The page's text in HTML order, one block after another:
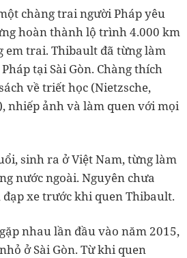
chàng trai người Pháp yêu
hoàn thành lộ trình 4.000 km
em trai. Thibault đã từng làm
tại Sài Gòn. Chàng thích
về triết học (Nietzsche,
nhiếp ảnh và làm quen với mọi
sinh ra ở Việt Nam, từng làm
nước ngoài. Nguyên chưa
xe trước khi quen Thibault.
nhau lần đầu vào năm 2015,
ở Sài Gòn. Từ khi quen